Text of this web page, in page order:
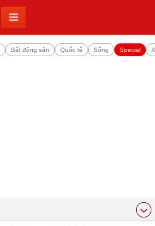
Bất động sản Quốc tế Sống Special